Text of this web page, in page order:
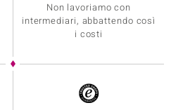
Non lavoriamo con
intermediari, abbattendo così
i costi